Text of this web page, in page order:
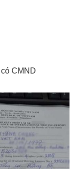
CMND